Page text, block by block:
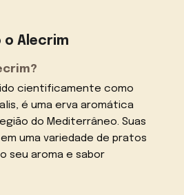
o Alecrim
cientificamente como
é uma erva aromática
do Mediterrâneo. Suas
uma variedade de pratos
seu aroma e sabor